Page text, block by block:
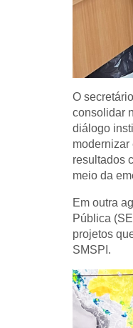
O
consolidar
diálogo
modernizar
resultados
meio da
Em outra
Pública
projetos
SMSPI.